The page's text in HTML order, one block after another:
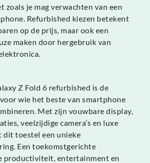
zoals je mag verwachten van een
Refurbished kiezen betekent
op de prijs, maar ook een
maken door hergebruik van
Z Fold 6 refurbished is de
wie het beste van smartphone
Met zijn vouwbare display,
veelzijdige camera’s en luxe
dit toestel een unieke
Een toekomstgerichte
productiviteit, entertainment en